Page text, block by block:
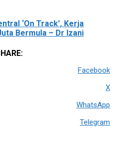
‘On Track’, Kerja
Bermula – Dr Izani
Facebook
X
WhatsApp
Telegram